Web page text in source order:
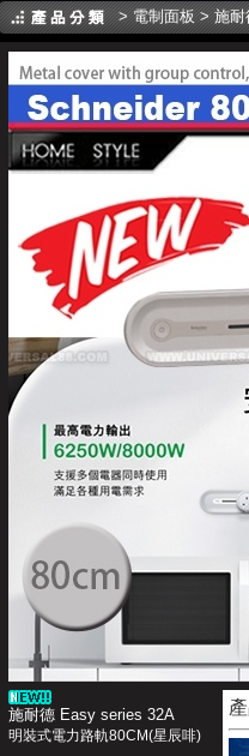
>電制面板>施耐
施耐德 Easy series 32A
明裝式電力路軌80CM(星辰啡)